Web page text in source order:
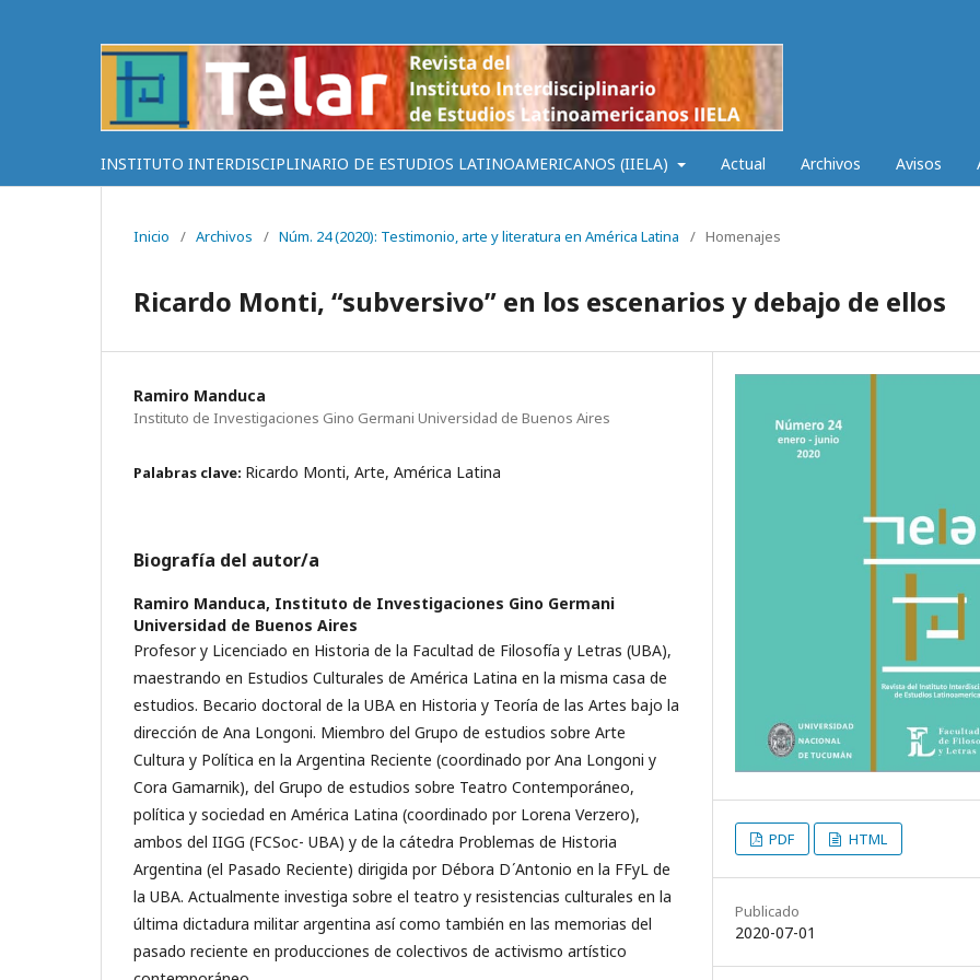
INSTITUTO INTERDISCIPLINARIO DE ESTUDIOS LATINOAMERICANOS (IIELA) Actual Archivos Avisos
Inicio / Archivos / Núm. 24 (2020): Testimonio, arte y literatura en América Latina / Homenajes
Ricardo Monti, “subversivo” en los escenarios y debajo de ellos
Ramiro Manduca
Instituto de Investigaciones Gino Germani Universidad de Buenos Aires
Palabras clave: Ricardo Monti, Arte, América Latina
Biografía del autor/a
Ramiro Manduca, Instituto de Investigaciones Gino Germani
Universidad de Buenos Aires
Profesor y Licenciado en Historia de la Facultad de Filosofía y Letras (UBA),
maestrando en Estudios Culturales de América Latina en la misma casa de
estudios. Becario doctoral de la UBA en Historia y Teoría de las Artes bajo la
dirección de Ana Longoni. Miembro del Grupo de estudios sobre Arte
Cultura y Política en la Argentina Reciente (coordinado por Ana Longoni y
Cora Gamarnik), del Grupo de estudios sobre Teatro Contemporáneo,
política y sociedad en América Latina (coordinado por Lorena Verzero),
ambos del IIGG (FCSoc- UBA) y de la cátedra Problemas de Historia
Argentina (el Pasado Reciente) dirigida por Débora D ́Antonio en la FFyL de
la UBA. Actualmente investiga sobre el teatro y resistencias culturales en la
última dictadura militar argentina así como también en las memorias del
pasado reciente en producciones de colectivos de activismo artístico
PDF HTML
Publicado
2020-07-01